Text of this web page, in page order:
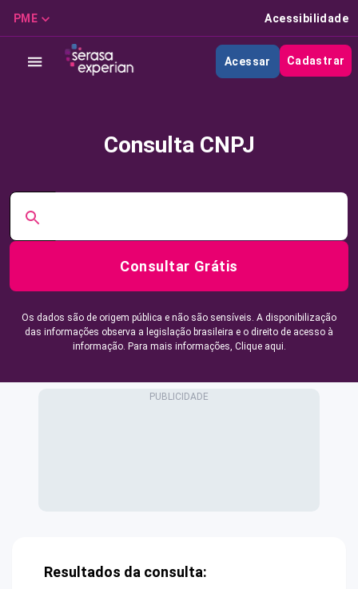
PME Acessibilidade
Acessar Cadastrar
Consulta CNPJ
Consultar Grátis
Os dados são de origem pública e não são sensíveis. A disponibilização
das informações observa a legislação brasileira e o direito de acesso à
informação. Para mais informações, Clique aqui.
Resultados da consulta: